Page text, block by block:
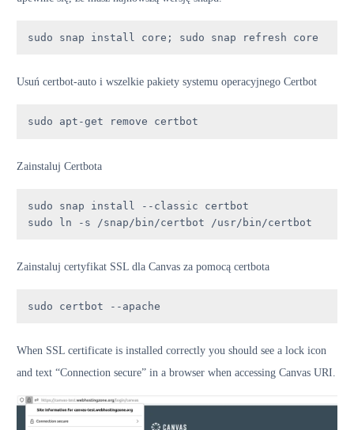
sudo snap install core; sudo snap refresh core
Usuń certbot-auto i wszelkie pakiety systemu operacyjnego Certbot
sudo apt-get remove certbot
Zainstaluj Certbota
sudo snap install --classic certbot
sudo ln -s /snap/bin/certbot /usr/bin/certbot
Zainstaluj certyfikat SSL dla Canvas za pomocą certbota
sudo certbot --apache
When SSL certificate is installed correctly you should see a lock icon
and text “Connection secure” in a browser when accessing Canvas URI.